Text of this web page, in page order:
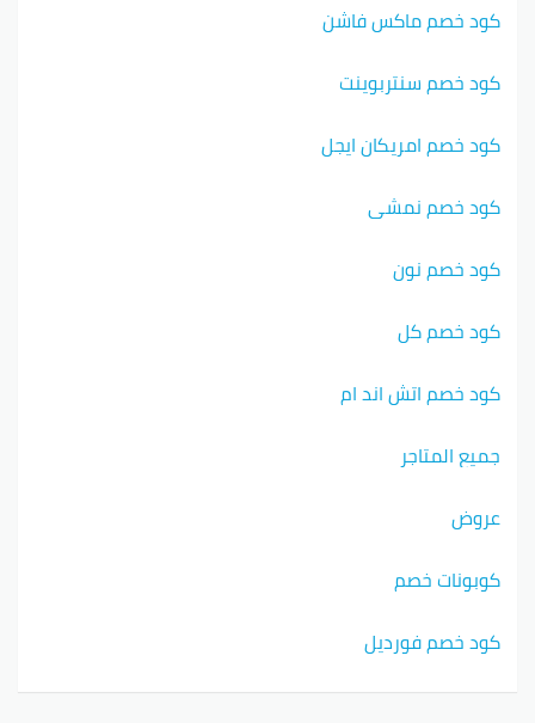
كود خصم ماكس فاشن
كود خصم سنتربوينت
كود خصم امريكان ايجل
كود خصم نمشي
كود خصم نون
كود خصم كل
كود خصم اتش اند ام
جميع المتاجر
عروض
كوبونات خصم
كود خصم فورديل